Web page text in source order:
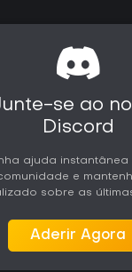
se ao
Discord
ajuda instantânea
e
sobre as
Aderir Agora